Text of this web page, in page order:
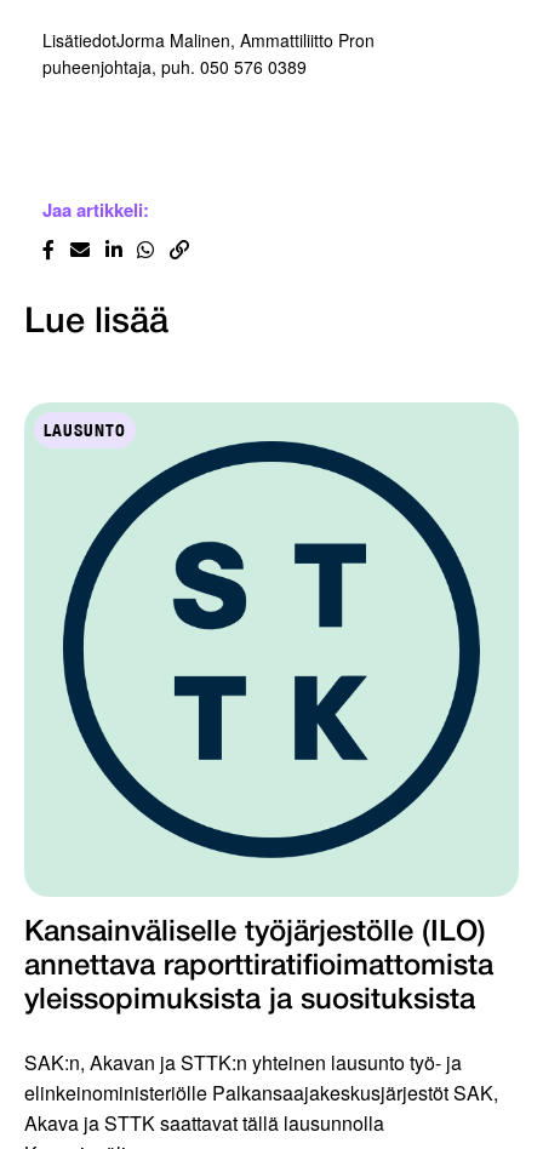
LisätiedotJorma Malinen, Ammattiliitto Pron
puheenjohtaja, puh. 050 576 0389
Jaa artikkeli:
Lue lisää
LAUSUNTO
Kansainväliselle työjärjestölle (ILO)
annettava raporttiratifioimattomista
yleissopimuksista ja suosituksista
SAK:n, Akavan ja STTK:n yhteinen lausunto työ- ja
elinkeinoministeriölle Palkansaajakeskusjärjestöt SAK,
Akava ja STTK saattavat tällä lausunnolla